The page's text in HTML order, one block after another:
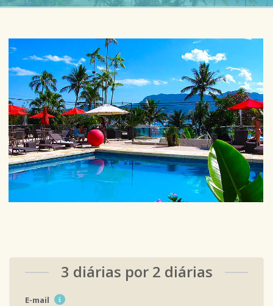
3 diárias por 2 diárias
E-mail